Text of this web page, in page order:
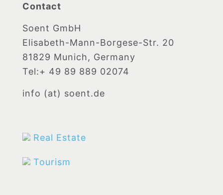
Contact
Soent GmbH
Elisabeth-Mann-Borgese-Str. 20
81829 Munich, Germany
Tel:+ 49 89 889 02074
info (at) soent.de
Real Estate
Tourism